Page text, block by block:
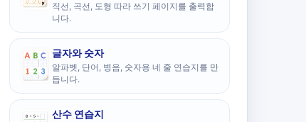
직선, 곡선, 도형 따라 쓰기 페이지를 출력합
니다.
글자와 숫자
알파벳, 단어, 병음, 숫자용 네 줄 연습지를 만
듭니다.
산수 연습지